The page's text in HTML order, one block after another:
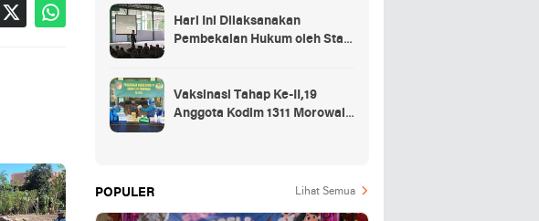
Hari Ini Dilaksanakan
Pembekalan Hukum oleh Staf
Kostrad
Vaksinasi Tahap Ke-II,19
Anggota Kodim 1311 Morowali
POPULER Lihat Semua